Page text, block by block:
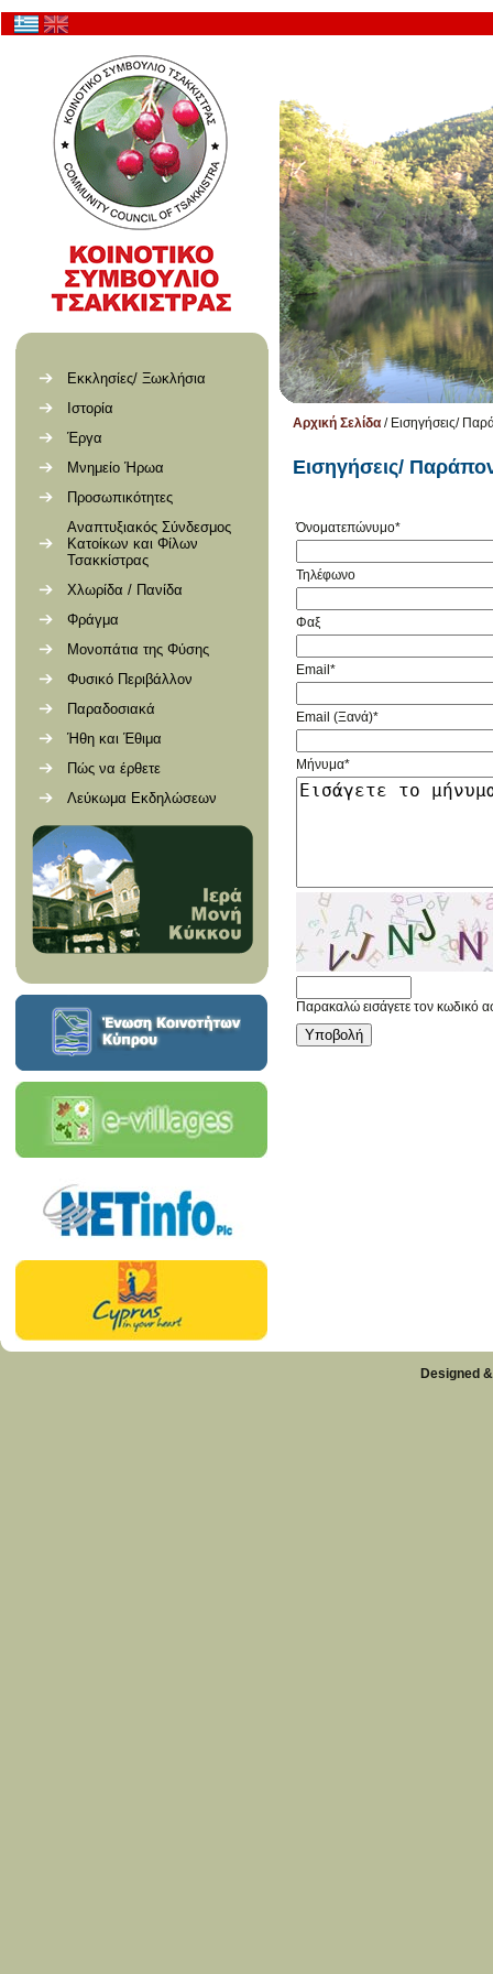
Εκκλησίες/ Ξωκλήσια
Ιστορία
Έργα
Μνημείο Ήρωα
Προσωπικότητες
Αναπτυξιακός Σύνδεσμος
Κατοίκων και Φίλων
Τσακκίστρας
Χλωρίδα / Πανίδα
Φράγμα
Μονοπάτια της Φύσης
Φυσικό Περιβάλλον
Παραδοσιακά
Ήθη και Έθιμα
Πώς να έρθετε
Λεύκωμα Εκδηλώσεων
Αρχική Σελίδα / Εισηγήσεις/
Εισηγήσεις/
Όνοματεπώνυμο*
Τηλέφωνο
Φαξ
Email*
Email (Ξανά)*
Μήνυμα*
Παρακαλώ εισάγετε τον κωδικό
Designed